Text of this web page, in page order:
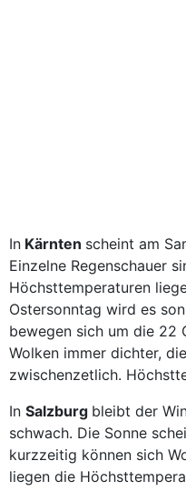
In Kärnten scheint am
Einzelne Regenschauer
Höchsttemperaturen
Ostersonntag wird es
bewegen sich um die 22
Wolken immer dichter,
zwischenzetlich.
In Salzburg bleibt der
schwach. Die Sonne
kurzzeitig können sich
liegen die